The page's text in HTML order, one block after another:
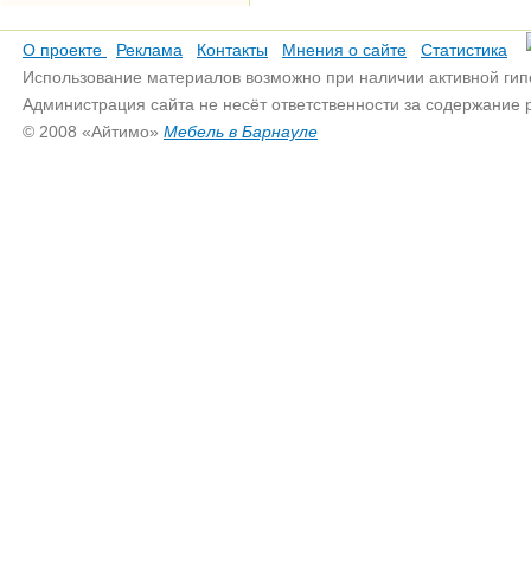
О проекте Реклама Контакты Мнения о сайте
Статистика
Использование материалов возможно при наличии активной
Администрация сайта не несёт ответственности за
© 2008 «Айтимо» Мебель в Барнауле